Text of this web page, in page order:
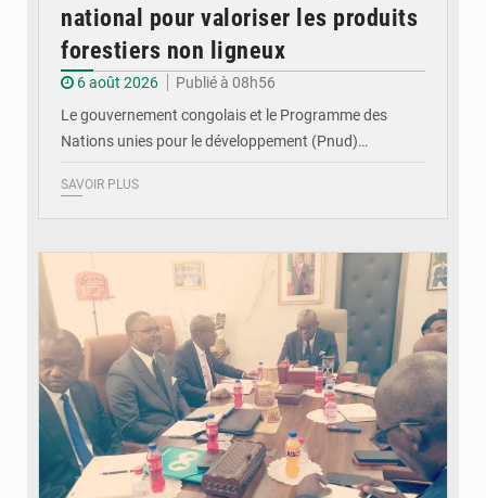
national pour valoriser les produits
forestiers non ligneux
6 août 2026
Publié à 08h56
Le gouvernement congolais et le Programme des
Nations unies pour le développement (Pnud)…
SAVOIR PLUS